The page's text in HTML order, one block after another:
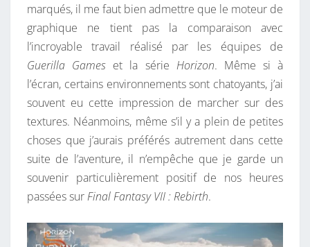
marqués, il me faut bien admettre que le moteur de
graphique ne tient pas la comparaison avec
l’incroyable travail réalisé par les équipes de
Guerilla Games et la série Horizon. Même si à
l’écran, certains environnements sont chatoyants, j’ai
souvent eu cette impression de marcher sur des
textures. Néanmoins, même s’il y a plein de petites
choses que j’aurais préférés autrement dans cette
suite de l’aventure, il n’empêche que je garde un
souvenir particulièrement positif de nos heures
passées surFinal Fantasy VII : Rebirth.